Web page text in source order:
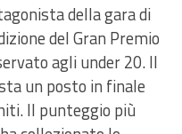
della gara di
del Gran Premio
agli under 20. Il
un posto in finale
Il punteggio più